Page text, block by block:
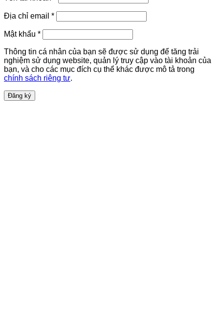
buộc
Địa chỉ email *Bắt
buộc
Mật khẩu *Bắt
buộc
Thông tin cá nhân của bạn sẽ được sử dụng để tăng trải
nghiệm sử dụng website, quản lý truy cập vào tài khoản của
bạn, và cho các mục đích cụ thể khác được mô tả trong
chính sách riêng tư.
Đăng ký